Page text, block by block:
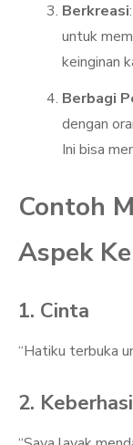
Berkreasi
untuk
keinginan
Berbagi
dengan
Ini bisa
Contoh
Aspek
1. Cinta
“Hatiku terbuka
2.